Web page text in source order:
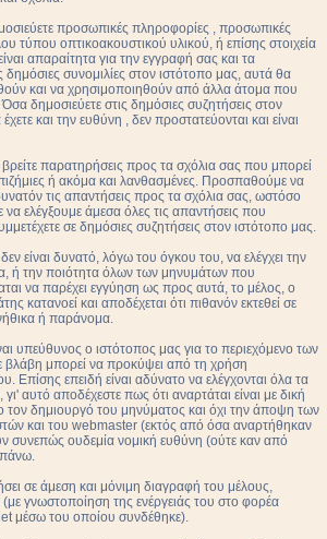
προσωπικές πληροφορίες , προσωπικές
τύπου οπτικοακουστικού υλικού, ή επίσης στοιχεία
απαραίτητα για την εγγραφή σας και τα
δημόσιες συνομιλίες στον ιστότοπο μας, αυτά θα
και να χρησιμοποιηθούν από άλλα άτομα που
δημοσιεύετε στις δημόσιες συζητήσεις στον
και την ευθύνη , δεν προστατεύονται και είναι
βρείτε παρατηρήσεις προς τα σχόλια σας που μπορεί
ή ακόμα και λανθασμένες. Προσπαθούμε να
τις απαντήσεις προς τα σχόλια σας, ωστόσο
ελέγξουμε άμεσα όλες τις απαντήσεις που
σε δημόσιες συζητήσεις στον ιστότοπο μας.
είναι δυνατό, λόγω του όγκου του, να ελέγχει την
ή την ποιότητα όλων των μηνυμάτων που
να παρέχει εγγύηση ως προς αυτά, το μέλος, ο
κατανοεί και αποδέχεται ότι πιθανόν εκτεθεί σε
ή παράνομα.
υπεύθυνος ο ιστότοπος μας για το περιεχόμενο των
μπορεί να προκύψει από τη χρήση
Επίσης επειδή είναι αδύνατο να ελέγχονται όλα τα
αυτό αποδέχεστε πως ότι αναρτάται είναι με δική
τον δημιουργό του μηνύματος και όχι την άποψη των
και του webmaster (εκτός από όσα αναρτήθηκαν
συνεπώς ουδεμία νομική ευθύνη (ούτε καν από
σε άμεση και μόνιμη διαγραφή του μέλους,
γνωστοποίηση της ενέργειάς του στο φορέα
μέσω του οποίου συνδέθηκε).